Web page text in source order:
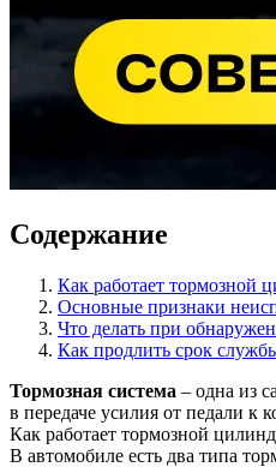
Содержание
Как работает тормозной
Основные признаки
Что делать при
Как продлить срок
Тормозная система – одна из
в передаче усилия от педали к
Как работает тормозной
В автомобиле есть два типа